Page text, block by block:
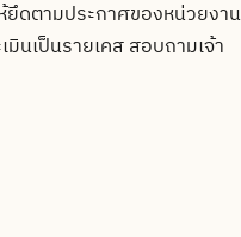
ยึดตามประกาศของหน่วยงาน
นเป็นรายเคส สอบถามเจ้า